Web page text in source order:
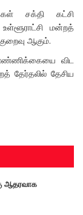
சக்தி கட்சி
மன்றத்
ஆகும்.
விட
தேர்தலில் தேசிய
ஆதரவாக